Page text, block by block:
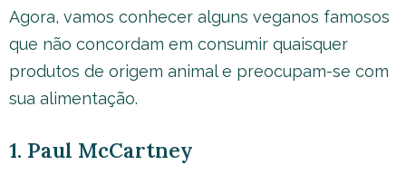
Agora, vamos conhecer alguns veganos famosos
que não concordam em consumir quaisquer
produtos de origem animal e preocupam-se com
sua alimentação.
1. Paul McCartney